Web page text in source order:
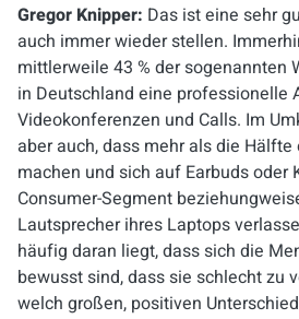
Gregor Knipper: Das ist eine sehr
auch immer wieder stellen.
mittlerweile 43 % der sogenannten
in Deutschland eine professionelle
Videokonferenzen und Calls. Im
aber auch, dass mehr als die
machen und sich auf Earbuds oder
Consumer-Segment
Lautsprecher ihres Laptops
häufig daran liegt, dass sich die
bewusst sind, dass sie schlecht zu
welch großen, positiven